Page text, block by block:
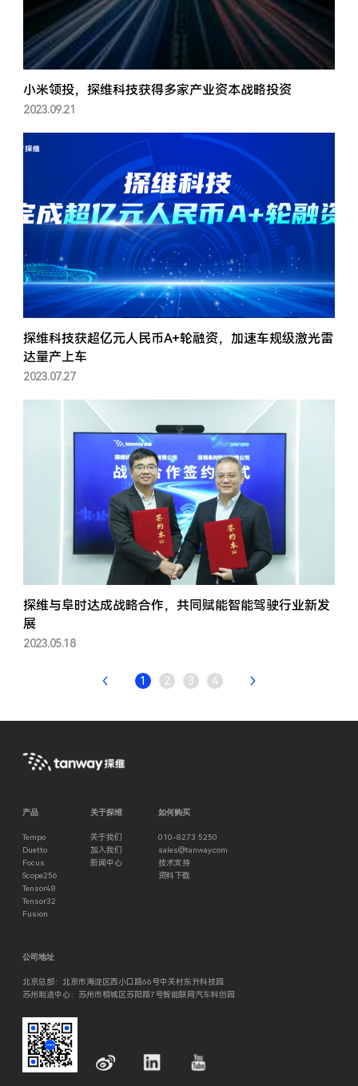
小米领投，探维科技获得多家产业资本战略投资
2023.09.21
探维科技获超亿元人民币A+轮融资，加速车规级激光雷
达量产上车
2023.07.27
探维与阜时达成战略合作，共同赋能智能驾驶行业新发
展
2023.05.18
1 2 3 4
产品
Tempo
Duetto
Focus
Scope256
Tensor48
Tensor32
Fusion
关于探维
关于我们
加入我们
新闻中心
如何购买
010-8273 5250
sales@tanway.com
技术支持
资料下载
公司地址
北京总部：北京市海淀区西小口路66号中关村东升科技园
苏州制造中心：苏州市相城区苏阳路7号智能联网汽⻋科创园